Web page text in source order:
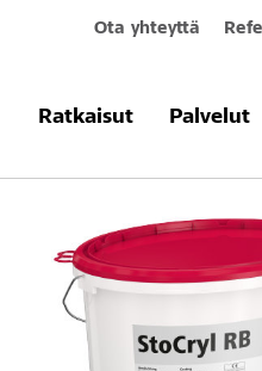
Ota yhteyttä
Ratkaisut Palvelut
Tuotteet & järjestelmät